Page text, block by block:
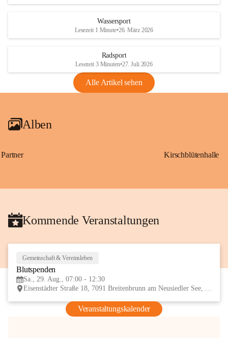
Anhang VBl. EU Nr. 18
1 Seite•1,4 MB
VBl. EU Nr. 18_2026
Wassersport
Lesezeit 1 Minute•26. März 2026
Radsport
Lesezeit 3 Minuten•27. Juli 2026
Alle Artikel sehen
Alben
Partner Kirschblütenhalle
Kommende Veranstaltungen
Gemeinschaft & Vereinsleben
Blutspenden
Sa., 29. Aug., 07:00 - 12:30
Eisenstädter Straße 18, 7091 Breitenbrunn am Neusiedler See, AUT
Veranstaltungskalender